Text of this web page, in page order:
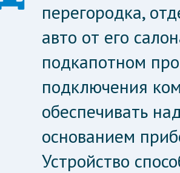
перегородка,
авто от его
подкапотном
подключения
обеспечивать
основанием
Устройство